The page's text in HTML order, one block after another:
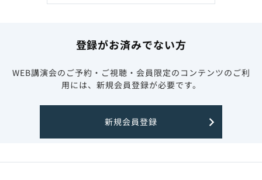
登録がお済みでない方
WEB講演会のご予約・ご視聴・会員限定のコンテンツのご利
用には、新規会員登録が必要です。
新規会員登録